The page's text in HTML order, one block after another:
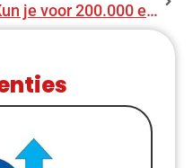
Kun je voor 200.000 euro een huis bouwen?